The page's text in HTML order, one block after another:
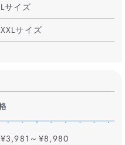
Lサイズ
XXLサイズ
¥3,981～¥8,980